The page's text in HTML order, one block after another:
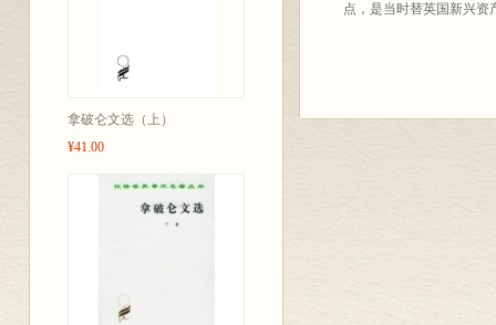
拿破仑文选（上）
¥41.00
2004年底出版至四百种
点，是当时替英国新兴资